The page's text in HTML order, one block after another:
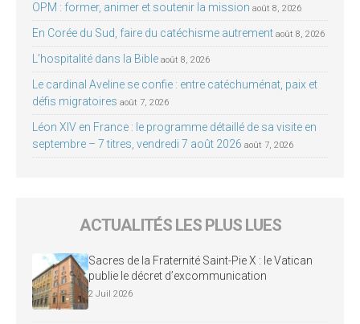
OPM : former, animer et soutenir la mission août 8, 2026
En Corée du Sud, faire du catéchisme autrement août 8, 2026
L’hospitalité dans la Bible août 8, 2026
Le cardinal Aveline se confie : entre catéchuménat, paix et
défis migratoires août 7, 2026
Léon XIV en France : le programme détaillé de sa visite en
septembre – 7 titres, vendredi 7 août 2026 août 7, 2026
ACTUALITÉS LES PLUS LUES
Sacres de la Fraternité Saint-Pie X : le Vatican
publie le décret d’excommunication
2 Juil 2026